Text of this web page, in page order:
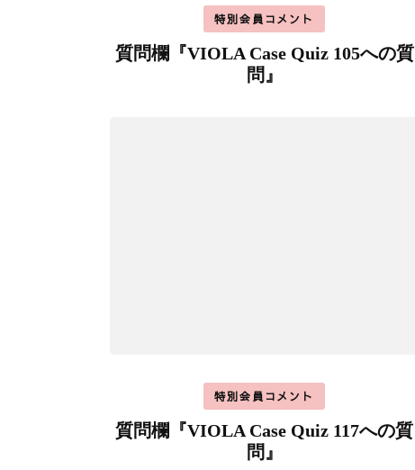
特別会員コメント
質問欄『VIOLA Case Quiz 105への質
問』
特別会員コメント
質問欄『VIOLA Case Quiz 117への質
問』